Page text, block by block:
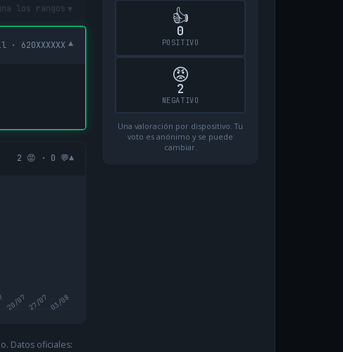
los rangos ▾
· 620XXXXXX ▾
2 😡 · 0 💬▾
20/07 27/07 03/08
Datos oficiales:
👍
0
POSITIVO
😡
2
NEGATIVO
Una valoración por dispositivo. Tu
voto es anónimo y se puede
cambiar.